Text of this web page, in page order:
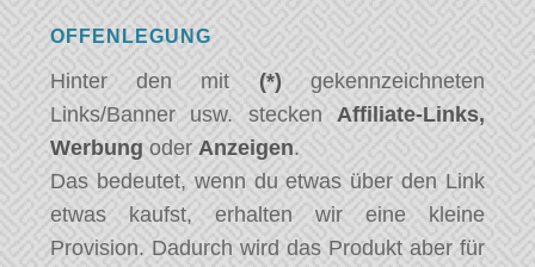
OFFENLEGUNG
Hinter den mit (*) gekennzeichneten
Links/Banner usw. stecken Affiliate-Links,
Werbung oder Anzeigen.
Das bedeutet, wenn du etwas über den Link
etwas kaufst, erhalten wir eine kleine
Provision. Dadurch wird das Produkt aber für